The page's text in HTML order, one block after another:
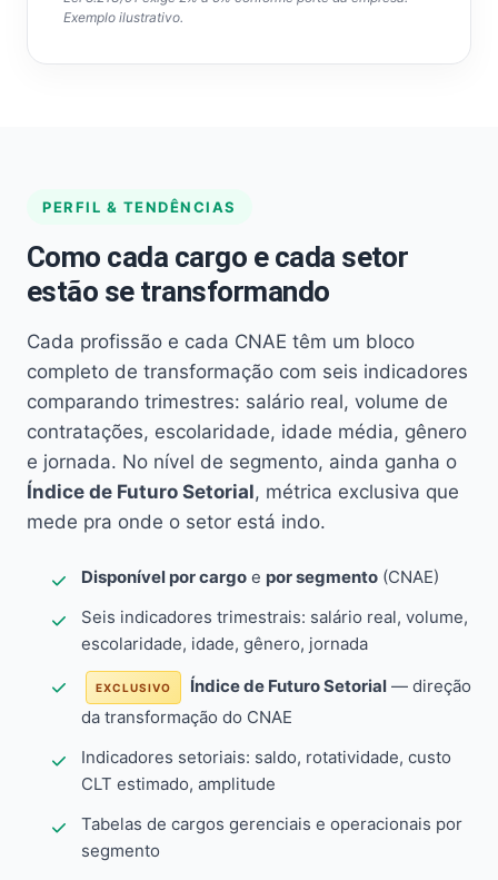
Exemplo ilustrativo.
PERFIL & TENDÊNCIAS
Como cada cargo e cada setor
estão se transformando
Cada profissão e cada CNAE têm um bloco
completo de transformação com seis indicadores
comparando trimestres: salário real, volume de
contratações, escolaridade, idade média, gênero
e jornada. No nível de segmento, ainda ganha o
Índice de Futuro Setorial, métrica exclusiva que
mede pra onde o setor está indo.
Disponível por cargo e por segmento (CNAE)
Seis indicadores trimestrais: salário real, volume,
escolaridade, idade, gênero, jornada
EXCLUSIVO Índice de Futuro Setorial — direção
da transformação do CNAE
Indicadores setoriais: saldo, rotatividade, custo
CLT estimado, amplitude
Tabelas de cargos gerenciais e operacionais por
segmento